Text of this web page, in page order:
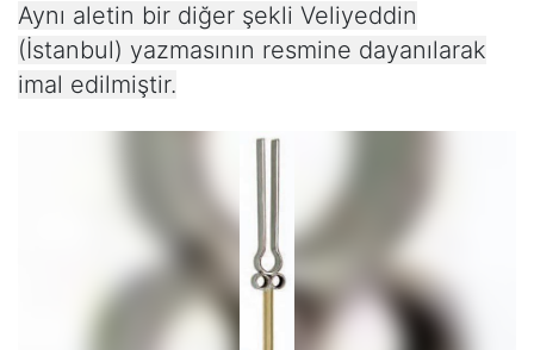
Aynı aletin bir diğer şekli Veliyeddin
(İstanbul) yazmasının resmine dayanılarak
imal edilmiştir.